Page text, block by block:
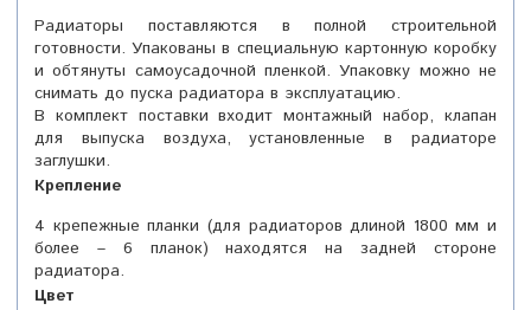
Радиаторы поставляются в полной строительной
готовности. Упакованы в специальную картонную коробку
и обтянуты самоусадочной пленкой. Упаковку можно не
снимать до пуска радиатора в эксплуатацию.
В комплект поставки входит монтажный набор, клапан
для выпуска воздуха, установленные в радиаторе
заглушки.
Крепление
4 крепежные планки (для радиаторов длиной 1800 мм и
более – 6 планок) находятся на задней стороне
радиатора.
Цвет